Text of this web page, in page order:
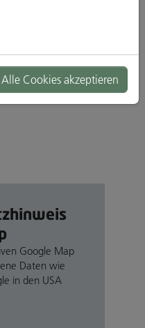
Google Map
Daten wie
in den USA
Alle Cookies akzeptieren